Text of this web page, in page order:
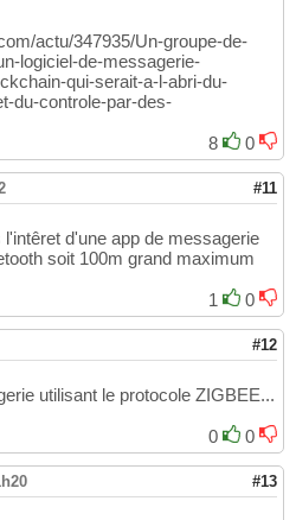
actu/347935/Un-groupe-de-
logiciel-de-messagerie-
qui-serait-a-l-abri-du-
du-controle-par-des-
8
0
#11
d'une app de messagerie
soit 100m grand maximum
1
0
#12
utilisant le protocole ZIGBEE...
0
0
#13